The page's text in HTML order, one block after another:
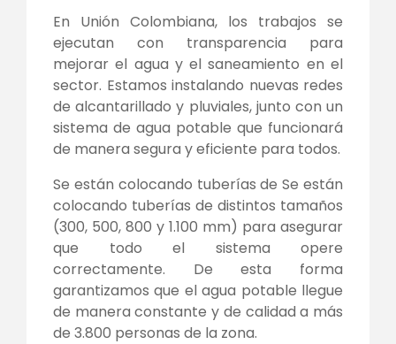
En Unión Colombiana, los trabajos se
ejecutan con transparencia para
mejorar el agua y el saneamiento en el
sector. Estamos instalando nuevas redes
de alcantarillado y pluviales, junto con un
sistema de agua potable que funcionará
de manera segura y eficiente para todos.
Se están colocando tuberías de Se están
colocando tuberías de distintos tamaños
(300, 500, 800 y 1.100 mm) para asegurar
que todo el sistema opere
correctamente. De esta forma
garantizamos que el agua potable llegue
de manera constante y de calidad a más
de 3.800 personas de la zona.